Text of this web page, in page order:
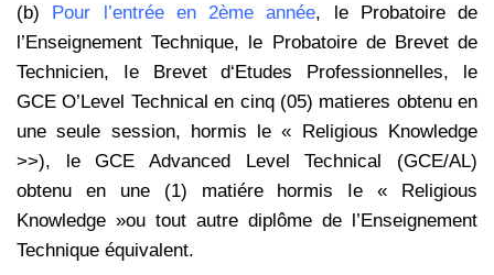
(b) Pour l’entrée en 2ème année, le Probatoire de
l’Enseignement Technique, le Probatoire de Brevet de
Technicien, Ie Brevet d‘Etudes Professionnelles, le
GCE O’Level Technical en cinq (05) matieres obtenu en
une seule session, hormis le « Religious Knowledge
>>), le GCE Advanced Level Technical (GCE/AL)
obtenu en une (1) matiére hormis Ie « Religious
Knowledge »ou tout autre diplôme de l’Enseignement
Technique équivalent.